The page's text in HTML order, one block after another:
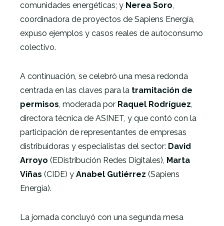
comunidades energéticas; y Nerea Soro,
coordinadora de proyectos de Sapiens Energía,
expuso ejemplos y casos reales de autoconsumo
colectivo.
A continuación, se celebró una mesa redonda
centrada en las claves para la tramitación de
permisos, moderada por Raquel Rodríguez,
directora técnica de ASINET, y que contó con la
participación de representantes de empresas
distribuidoras y especialistas del sector: David
Arroyo (EDistribución Redes Digitales), Marta
Viñas (CIDE) y Anabel Gutiérrez (Sapiens
Energía).
La jornada concluyó con una segunda mesa